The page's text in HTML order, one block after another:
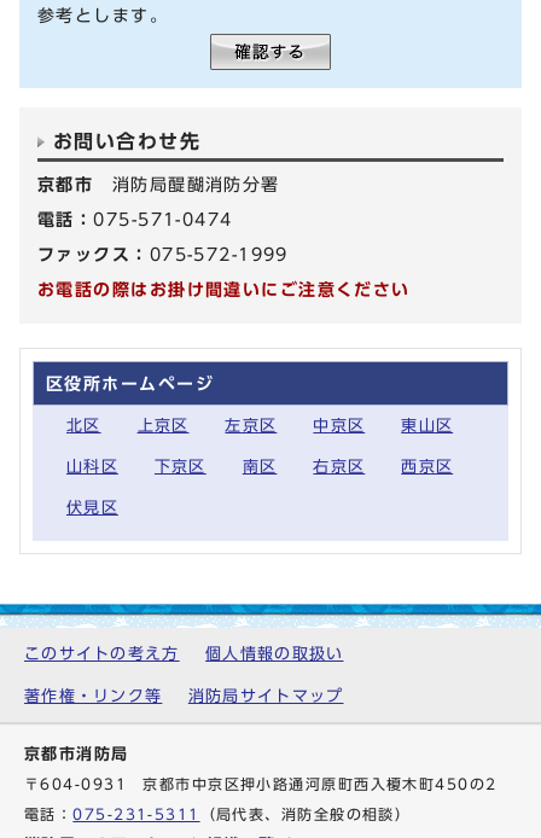
参考とします。
お問い合わせ先
京都市 消防局醍醐消防分署
電話：075-571-0474
ファックス： 075-572-1999
お電話の際はお掛け間違いにご注意ください
区役所ホームページ
北区 上京区 左京区 中京区 東山区
山科区 下京区 南区 右京区 西京区
伏見区
このサイトの考え方 個人情報の取扱い
著作権・リンク等 消防局サイトマップ
京都市消防局
〒604-0931 京都市中京区押小路通河原町西入榎木町450の2
電話：075-231-5311 （局代表、消防全般の相談）